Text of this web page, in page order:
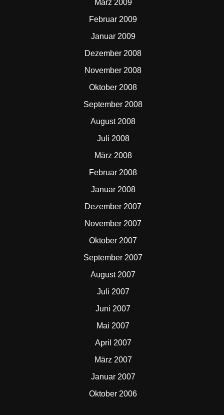
März 2009
Februar 2009
Januar 2009
Dezember 2008
November 2008
Oktober 2008
September 2008
August 2008
Juli 2008
März 2008
Februar 2008
Januar 2008
Dezember 2007
November 2007
Oktober 2007
September 2007
August 2007
Juli 2007
Juni 2007
Mai 2007
April 2007
März 2007
Januar 2007
Oktober 2006